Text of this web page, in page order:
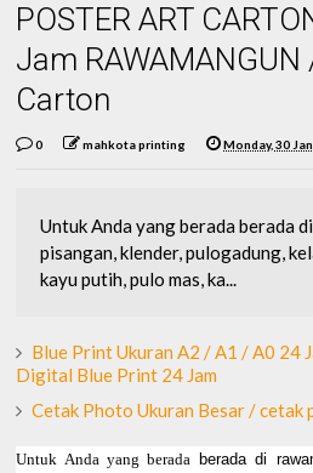
POSTER ART
Jam
Carton
0 mahkota printing Monday, 30
Untuk Anda yang berada berada
pisangan, klender, pulogadung,
kayu putih, pulo mas, ka...
Blue Print Ukuran A2 / A1 / A0 24
Digital Blue Print 24 Jam
Cetak Photo Ukuran Besar / cetak
Untuk Anda yang berada berada di